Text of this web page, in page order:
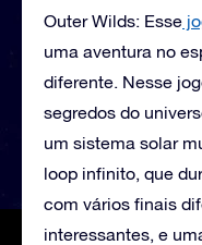
Outer Wilds: Esse
uma aventura no
diferente. Nesse
segredos do
um sistema solar
loop infinito, que
com vários finais
interessantes, e